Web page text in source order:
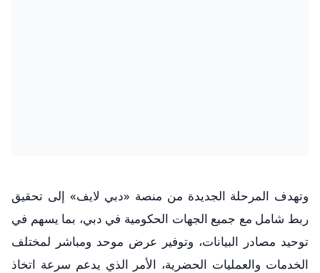
وتهدف المرحلة الجديدة من منصة «دبي لايف» إلى تحقيق
ربط شامل مع جميع الجهات الحكومية في دبي، بما يسهم في
توحيد مصادر البيانات، وتوفير عرض موحد ومباشر لمختلف
الخدمات والعمليات الحضرية، الأمر الذي يدعم سرعة اتخاذ